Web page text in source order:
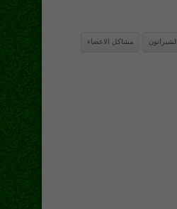
مشاكل الاعضاء